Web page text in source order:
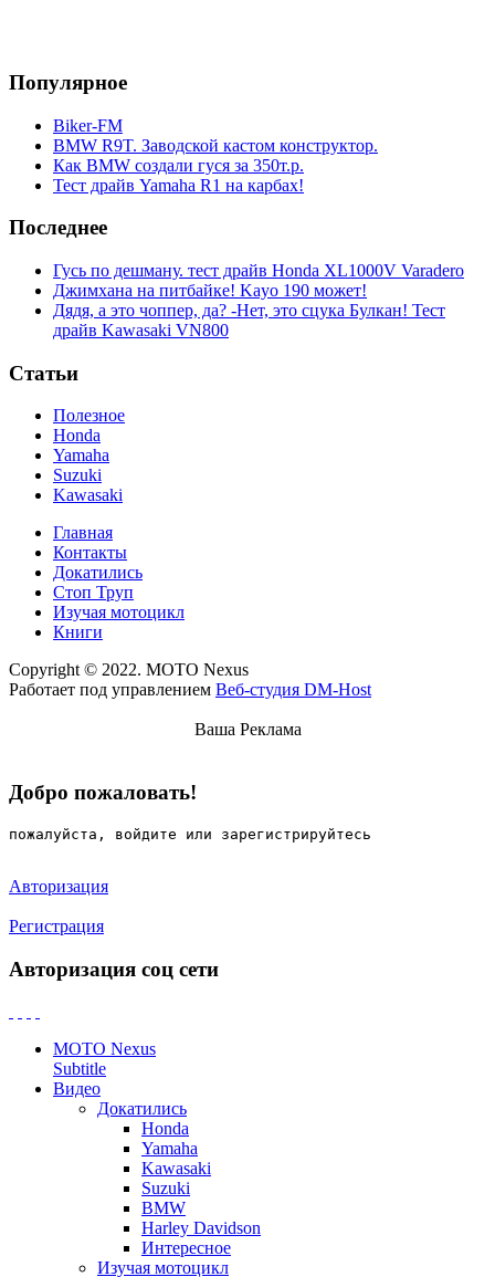
Популярное
Biker-FM
BMW R9T. Заводской кастом конструктор.
Как BMW создали гуся за 350т.р.
Тест драйв Yamaha R1 на карбах!
Последнее
Гусь по дешману. тест драйв Honda XL1000V Varadero
Джимхана на питбайке! Kayo 190 может!
Дядя, а это чоппер, да? -Нет, это сцука Булкан! Тест
драйв Kawasaki VN800
Статьи
Полезное
Honda
Yamaha
Suzuki
Kawasaki
Главная
Контакты
Докатились
Стоп Труп
Изучая мотоцикл
Книги
Copyright © 2022. MOTO Nexus
Работает под управлением Веб-студия DM-Host
Ваша Реклама
Добро пожаловать!
пожалуйста, войдите или зарегистрируйтесь
Авторизация
Регистрация
Авторизация соц сети
MOTO Nexus
Subtitle
Видео
Докатились
Honda
Yamaha
Kawasaki
Suzuki
BMW
Harley Davidson
Интересное
Изучая мотоцикл